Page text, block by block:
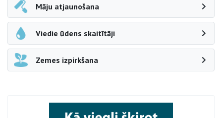
Māju atjaunošana
Viedie ūdens skaitītāji
Zemes izpirkšana